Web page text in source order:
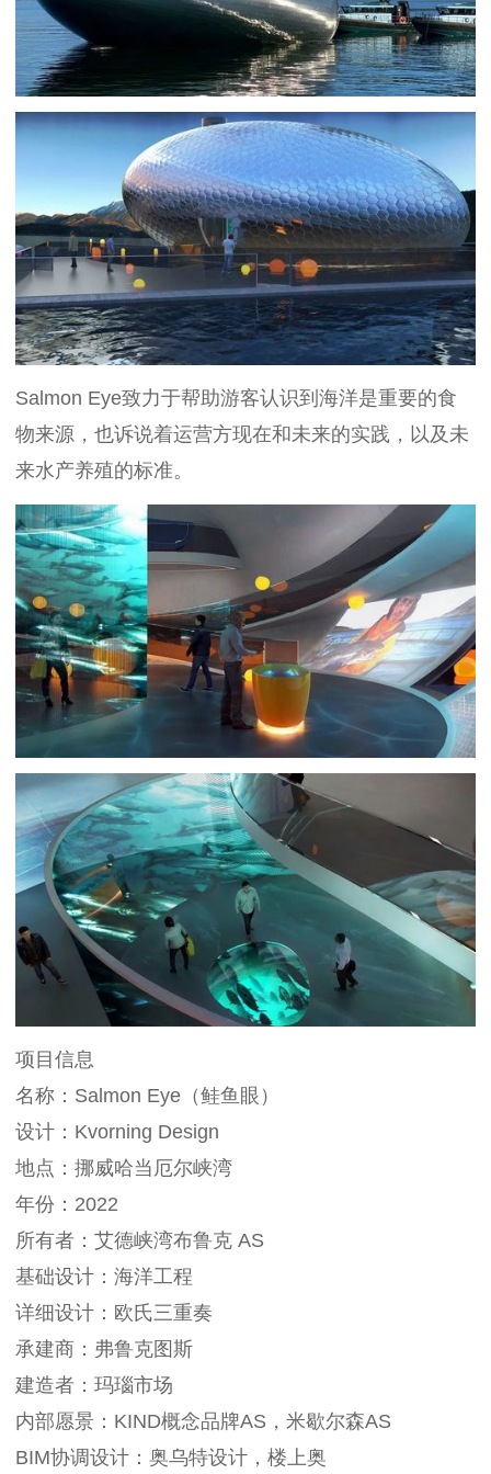
Salmon Eye致力于帮助游客认识到海洋是重要的食
物来源，也诉说着运营方现在和未来的实践，以及未
来水产养殖的标准。
项目信息
名称：Salmon Eye（鲑鱼眼）
设计：Kvorning Design
地点：挪威哈当厄尔峡湾
年份：2022
所有者：艾德峡湾布鲁克 AS
基础设计：海洋工程
详细设计：欧氏三重奏
承建商：弗鲁克图斯
建造者：玛瑙市场
内部愿景：KIND概念品牌AS，米歇尔森AS
BIM协调设计：奥乌特设计，楼上奥